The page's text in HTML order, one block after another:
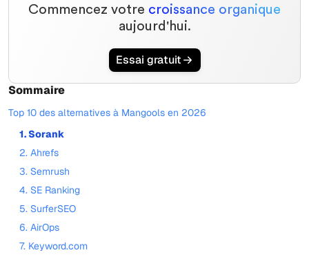
Commencez votre croissance organique
aujourd'hui.
Essai gratuit
Sommaire
Top 10 des alternatives à Mangools en 2026
1. Sorank
2. Ahrefs
3. Semrush
4. SE Ranking
5. SurferSEO
6. AirOps
7. Keyword.com